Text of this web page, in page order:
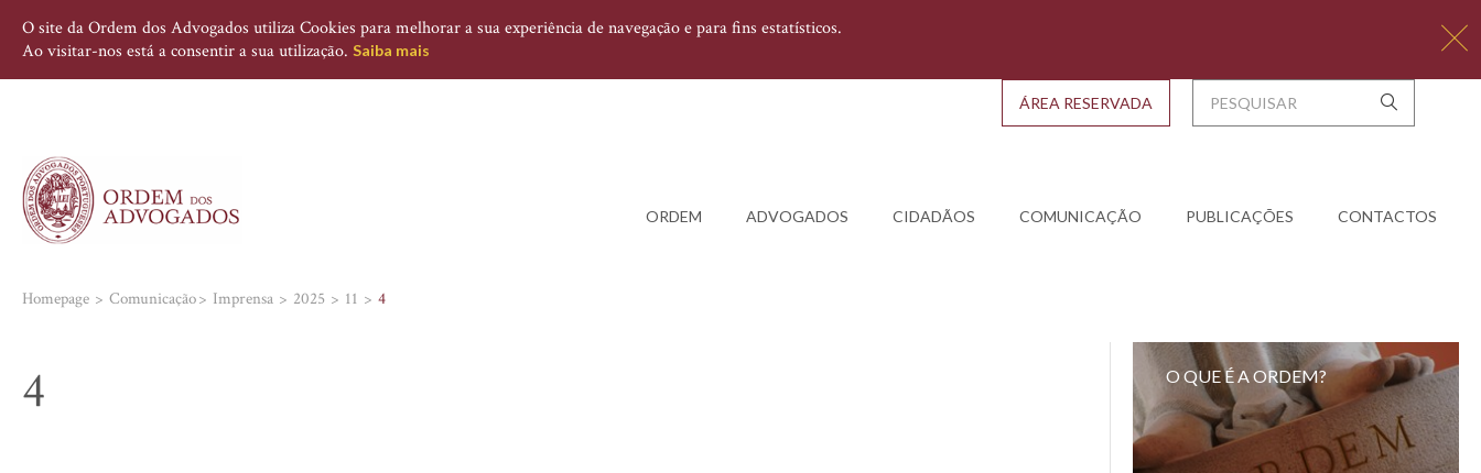
O site da Ordem dos Advogados utiliza Cookies para melhorar a sua experiência de navegação e para fins estatísticos.
Ao visitar-nos está a consentir a sua utilização. Saiba mais
ORDEM ADVOGADOS CIDADÃOS COMUNICAÇÃO PUBLICAÇÕES CONTACTOS
ÁREA RESERVADA
Homepage Comunicação Imprensa 2025 11 4
4 O QUE É A ORDEM?